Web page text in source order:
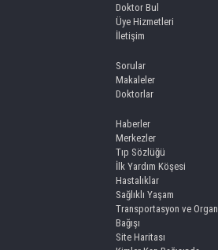
Doktor Bul
Üye Hizmetleri
İletişim
Sorular
Makaleler
Doktorlar
Haberler
Merkezler
Tıp Sözlüğü
İlk Yardım Köşesi
Hastalıklar
Sağlıklı Yaşam
Transportasyon ve Organ
Bağışı
Site Haritası